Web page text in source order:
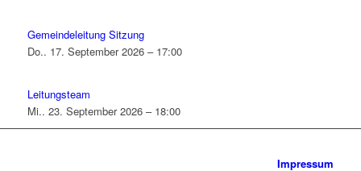
Gemeindeleitung Sitzung
Do.. 17. September 2026 – 17:00
Leitungsteam
Mi.. 23. September 2026 – 18:00
Impressum